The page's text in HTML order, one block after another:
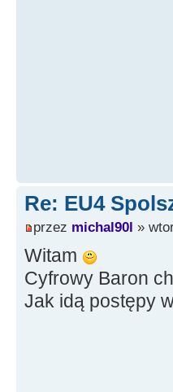
Re: EU4
przez michal90l »
Witam
Cyfrowy Baron
Jak idą postępy